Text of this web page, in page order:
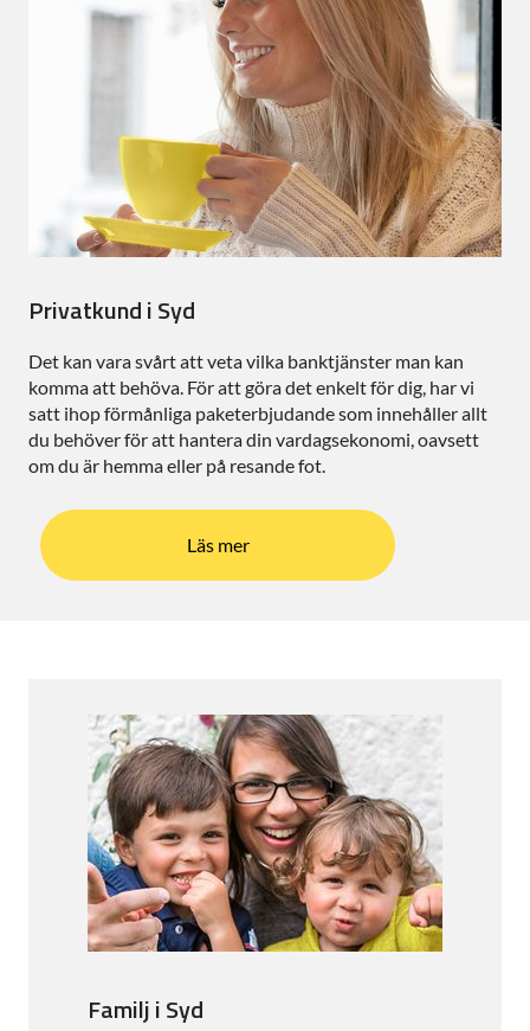
Privatkund i Syd
Det kan vara svårt att veta vilka banktjänster man kan
komma att behöva. För att göra det enkelt för dig, har vi
satt ihop förmånliga paketerbjudande som innehåller allt
du behöver för att hantera din vardagsekonomi, oavsett
om du är hemma eller på resande fot.
Läs mer
Familj i Syd